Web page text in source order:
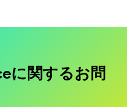
に関するお問